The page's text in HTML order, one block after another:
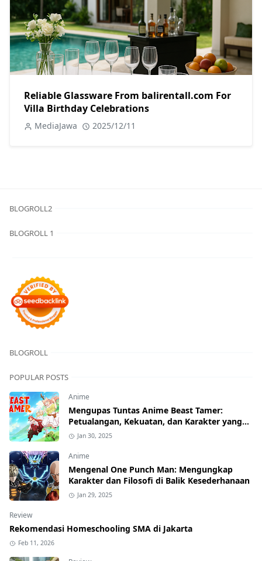
Reliable Glassware From balirentall.com For
Villa Birthday Celebrations
MediaJawa 2025/12/11
BLOGROLL2
BLOGROLL 1
BLOGROLL
POPULAR POSTS
Anime
Mengupas Tuntas Anime Beast Tamer:
Petualangan, Kekuatan, dan Karakter yang
Menawan
Jan 30, 2025
Anime
Mengenal One Punch Man: Mengungkap
Karakter dan Filosofi di Balik Kesederhanaan
Jan 29, 2025
Review
Rekomendasi Homeschooling SMA di Jakarta
Feb 11, 2026